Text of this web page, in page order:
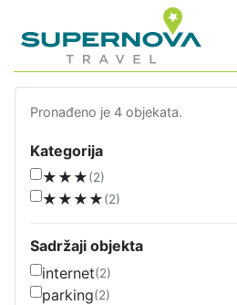
Pronađeno je 4 objekata.
Kategorija
★★★(2)
★★★★(2)
Sadržaji objekta
internet(2)
parking(2)